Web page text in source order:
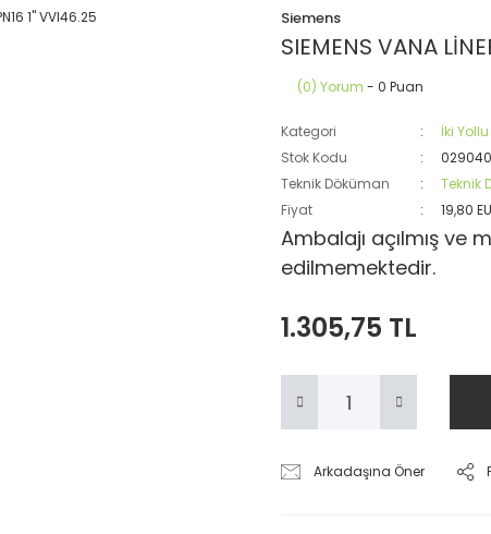
Siemens
SIEMENS VANA
(0) Yorum - 0 Puan
Kategori
İki
Stok Kodu
Teknik Döküman
Teknik
Fiyat
19,80
Ambalajı açılmış
edilmemektedir.
1.305,75 TL
Arkadaşına Öner